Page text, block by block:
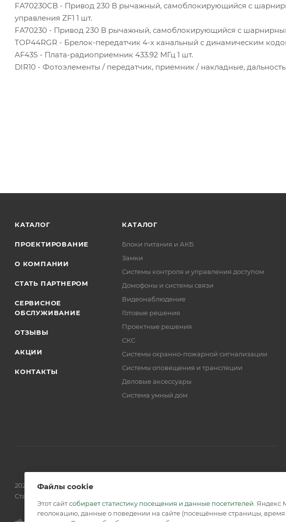
FA70230CB - Привод 230 В рычажный, самоблокирующийся с
управления ZF1 1 шт.
FA70230 - Привод 230 В рычажный, самоблокирующийся с
TOP44RGR - Брелок-передатчик 4-х канальный с динамическим
AF43S - Плата-радиоприемник 433.92 МГц 1 шт.
DIR10 - Фотоэлементы / передатчик, приемник / накладные, дальность
КАТАЛОГ
ПРОЕКТИРОВАНИЕ
О КОМПАНИИ
СТАТЬ ПАРТНЕРОМ
СЕРВИСНОЕ
ОБСЛУЖИВАНИЕ
ОТЗЫВЫ
АКЦИИ
КОНТАКТЫ
КАТАЛОГ
Блоки питания и АКБ
Замки
Системы контроля и управления доступом
Домофоны и системы связи
Видеонаблюдение
Готовые решения
Проектные решения
СКС
Системы охранно-пожарной сигнализации
Системы оповещения и трансляции
Деловые аксессуары
Система умный дом
2026 © Обращаем Ваше внимание на то, что вся информация, размещенная на
Статьи 437 (2) ГК РФ.
Файлы cookie
Этот сайтсобирает статистику посещения и данные посетителей . Яндекс
геолокацию, данные о поведении на сайте (посещённые страницы,